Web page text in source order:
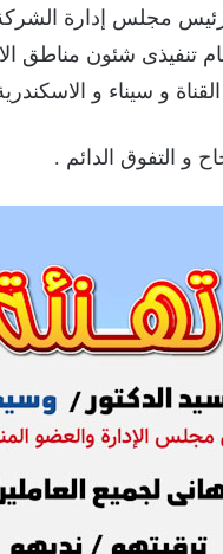
مجلس إدارة الشركة
تنفيذى شئون مناطق
و سيناء و
و التفوق الدائم .